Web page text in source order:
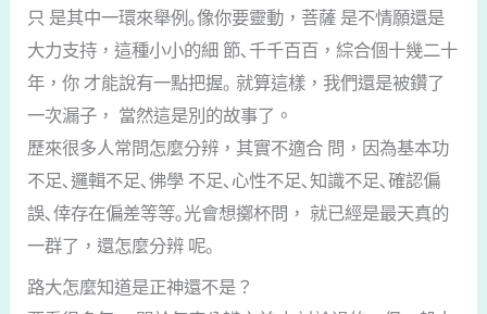
只 是其中一環來舉例｡像你要靈動，菩薩 是不情願還是
大力支持，這種小小的細 節､千千百百，綜合個十幾二十
年，你 才能說有一點把握｡ 就算這樣，我們還是被鑽了
一次漏子， 當然這是別的故事了。
歷來很多人常問怎麼分辨，其實不適合 問，因為基本功
不足､邏輯不足､佛學 不足､心性不足､知識不足､確認偏
誤､倖存在偏差等等｡光會想擲杯問， 就已經是最天真的
一群了，還怎麼分辨 呢｡
路大怎麼知道是正神還不是？